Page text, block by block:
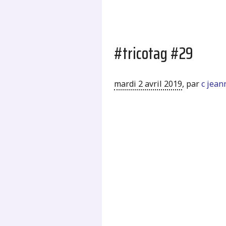
#tricotag #29
mardi 2 avril 2019, parc